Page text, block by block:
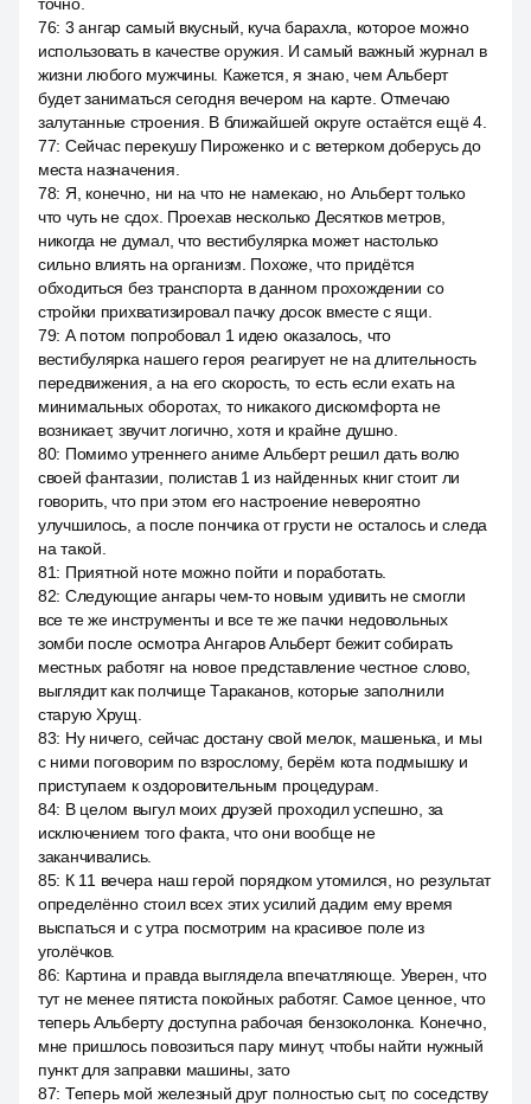
76: 3 ангар самый вкусный, куча барахла, которое можно
использовать в качестве оружия. И самый важный журнал в
жизни любого мужчины. Кажется, я знаю, чем Альберт
будет заниматься сегодня вечером на карте. Отмечаю
залутанные строения. В ближайшей округе остаётся ещё 4.
77: Сейчас перекушу Пироженко и с ветерком доберусь до
места назначения.
78: Я, конечно, ни на что не намекаю, но Альберт только
что чуть не сдох. Проехав несколько Десятков метров,
никогда не думал, что вестибулярка может настолько
сильно влиять на организм. Похоже, что придётся
обходиться без транспорта в данном прохождении со
стройки прихватизировал пачку досок вместе с ящи.
79: А потом попробовал 1 идею оказалось, что
вестибулярка нашего героя реагирует не на длительность
передвижения, а на его скорость, то есть если ехать на
минимальных оборотах, то никакого дискомфорта не
возникает, звучит логично, хотя и крайне душно.
80: Помимо утреннего аниме Альберт решил дать волю
своей фантазии, полистав 1 из найденных книг стоит ли
говорить, что при этом его настроение невероятно
улучшилось, а после пончика от грусти не осталось и следа
на такой.
81: Приятной ноте можно пойти и поработать.
82: Следующие ангары чем-то новым удивить не смогли
все те же инструменты и все те же пачки недовольных
зомби после осмотра Ангаров Альберт бежит собирать
местных работяг на новое представление честное слово,
выглядит как полчище Тараканов, которые заполнили
старую Хрущ.
83: Ну ничего, сейчас достану свой мелок, машенька, и мы
с ними поговорим по взрослому, берём кота подмышку и
приступаем к оздоровительным процедурам.
84: В целом выгул моих друзей проходил успешно, за
исключением того факта, что они вообще не
заканчивались.
85: К 11 вечера наш герой порядком утомился, но результат
определённо стоил всех этих усилий дадим ему время
выспаться и с утра посмотрим на красивое поле из
уголёчков.
86: Картина и правда выглядела впечатляюще. Уверен, что
тут не менее пятиста покойных работяг. Самое ценное, что
теперь Альберту доступна рабочая бензоколонка. Конечно,
мне пришлось повозиться пару минут, чтобы найти нужный
пункт для заправки машины, зато
87: Теперь мой железный друг полностью сыт, по соседству